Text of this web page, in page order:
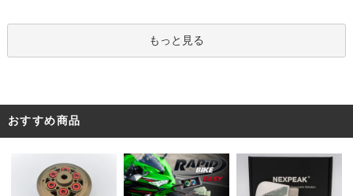
もっと見る
おすすめ商品